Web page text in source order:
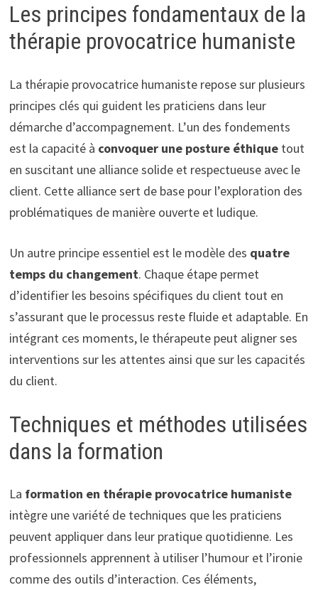
Les principes fondamentaux de la
thérapie provocatrice humaniste
La thérapie provocatrice humaniste repose sur plusieurs
principes clés qui guident les praticiens dans leur
démarche d’accompagnement. L’un des fondements
est la capacité à convoquer une posture éthiquetout
en suscitant une alliance solide et respectueuse avec le
client. Cette alliance sert de base pour l’exploration des
problématiques de manière ouverte et ludique.
Un autre principe essentiel est le modèle des quatre
temps du changement. Chaque étape permet
d’identifier les besoins spécifiques du client tout en
s’assurant que le processus reste fluide et adaptable. En
intégrant ces moments, le thérapeute peut aligner ses
interventions sur les attentes ainsi que sur les capacités
du client.
Techniques et méthodes utilisées
dans la formation
La formation en thérapie provocatrice humaniste
intègre une variété de techniques que les praticiens
peuvent appliquer dans leur pratique quotidienne. Les
professionnels apprennent à utiliser l’humour et l’ironie
comme des outils d’interaction. Ces éléments,